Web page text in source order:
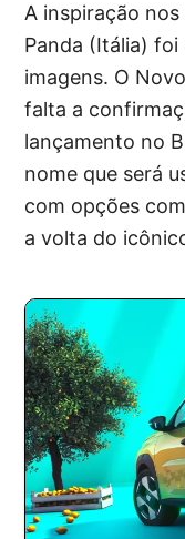
A inspiração
Panda (Itália)
imagens. O
falta a
lançamento no
nome que será
com opções
a volta do